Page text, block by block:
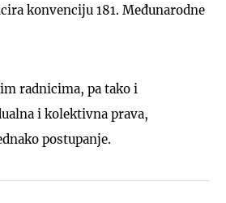
konvenciju 181. Međunarodne
radnicima, pa tako i
i kolektivna prava,
postupanje.